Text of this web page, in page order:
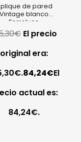
de pared
Vintage blanco
Ferroluce
€ El precio
original era:
84,24€El
actual es:
84,24€.